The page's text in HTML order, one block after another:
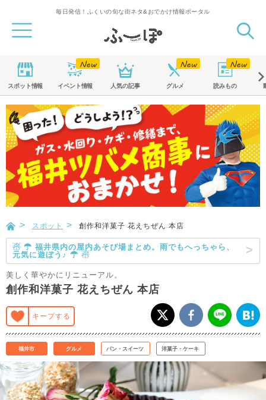
毎日発信！ふくいの旬な街ネタ&おでかけ情報ポータル
スポット情報 イベント情報 人気の記事 グルメ 読みもの
スポット 創作和洋菓子 花えちぜん 本店
☃ ☂ 福井県内の屋内あそび場まとめ。雨でもへっちゃら、
元気に遊ぼう♪ ☂ ☃
美しく華やかにリニューアル。
創作和洋菓子 花えちぜん 本店
キープする
福井市 グルメ パン・スイーツ 洋菓子・ケーキ